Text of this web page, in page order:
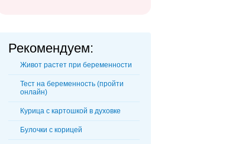
Рекомендуем:
Живот растет при беременности
Тест на беременность (пройти
онлайн)
Курица с картошкой в духовке
Булочки с корицей